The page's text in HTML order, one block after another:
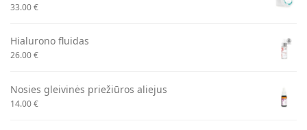
33.00€
Hialurono fluidas
26.00€
Nosies gleivinės priežiūros aliejus
14.00€